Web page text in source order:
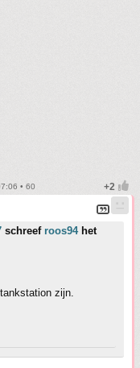
• 60
schreef roos94het
zijn.